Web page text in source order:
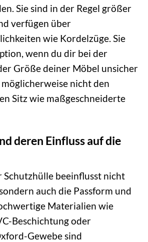
Sie sind in der Regel größer
verfügen über
wie Kordelzüge. Sie
wenn du dir bei der
Größe deiner Möbel unsicher
nicht den
Sitz wie maßgeschneiderte
deren Einfluss auf die
Schutzhülle beeinflusst nicht
auch die Passform und
Materialien wie
Beschichtung oder
Gewebe sind